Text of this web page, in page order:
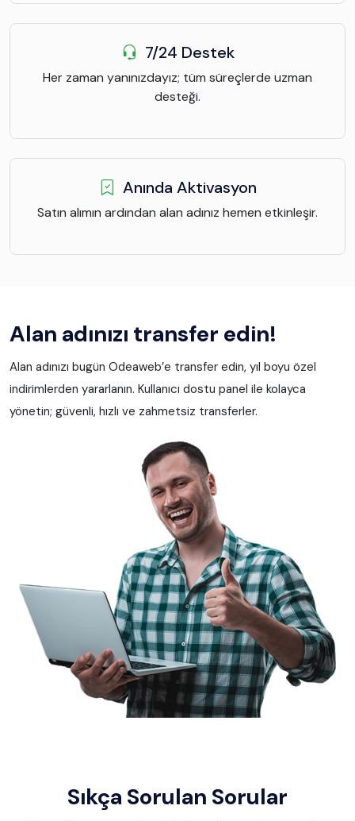
7/24 Destek
Her zaman yanınızdayız; tüm süreçlerde uzman
desteği.
Anında Aktivasyon
Satın alımın ardından alan adınız hemen etkinleşir.
Alan adınızı transfer edin!
Alan adınızı bugün Odeaweb’e transfer edin, yıl boyu özel
indirimlerden yararlanın. Kullanıcı dostu panel ile kolayca
yönetin; güvenli, hızlı ve zahmetsiz transferler.
Sıkça Sorulan Sorular